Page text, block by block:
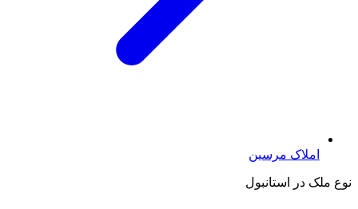
املاک مرسین
نوع ملک در استانبول